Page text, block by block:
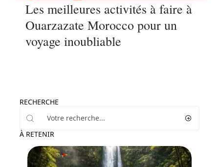
Les meilleures activités à faire à
Ouarzazate Morocco pour un
voyage inoubliable
RECHERCHE
À RETENIR